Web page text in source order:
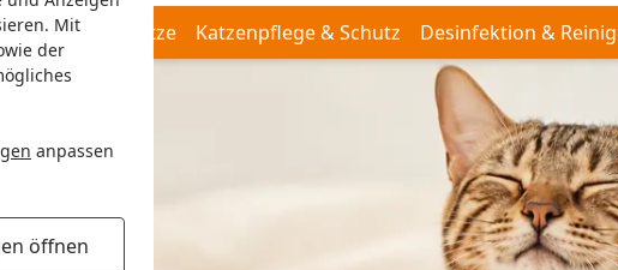
Mit
der
anpassen
öffnen
Katzenschlafplätze Katzenpflege & Schutz Desinfektion &